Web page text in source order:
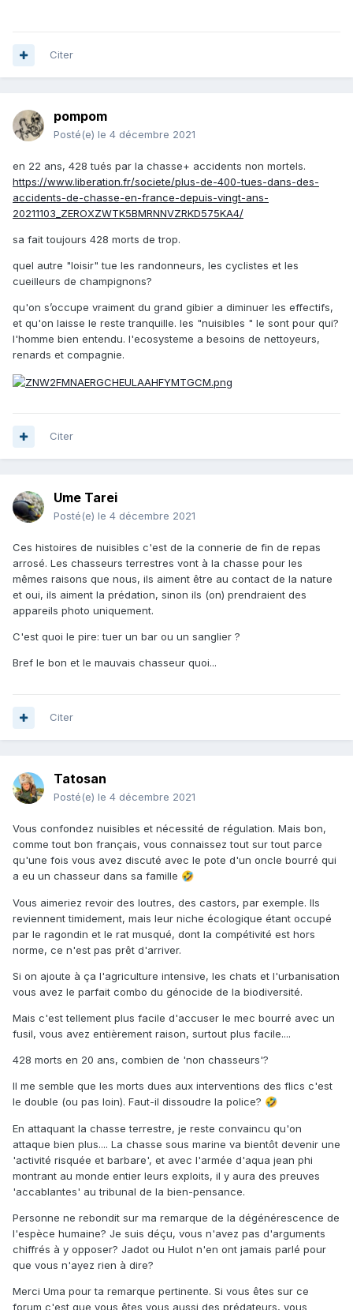
Citer
pompom
Posté(e) le 4 décembre 2021
en 22 ans, 428 tués par la chasse+ accidents non mortels.
https://www.liberation.fr/societe/plus-de-400-tues-dans-des-
accidents-de-chasse-en-france-depuis-vingt-ans-
20211103_ZEROXZWTK5BMRNNVZRKD575KA4/
sa fait toujours 428 morts de trop.
quel autre "loisir" tue les randonneurs, les cyclistes et les
cueilleurs de champignons?
qu'on s’occupe vraiment du grand gibier a diminuer les effectifs,
et qu'on laisse le reste tranquille. les "nuisibles " le sont pour qui?
l'homme bien entendu. l'ecosysteme a besoins de nettoyeurs,
renards et compagnie.
Citer
Ume Tarei
Posté(e) le 4 décembre 2021
Ces histoires de nuisibles c'est de la connerie de fin de repas
arrosé. Les chasseurs terrestres vont à la chasse pour les
mêmes raisons que nous, ils aiment être au contact de la nature
et oui, ils aiment la prédation, sinon ils (on) prendraient des
appareils photo uniquement.
C'est quoi le pire: tuer un bar ou un sanglier ?
Bref le bon et le mauvais chasseur quoi...
Citer
Tatosan
Posté(e) le 4 décembre 2021
Vous confondez nuisibles et nécessité de régulation. Mais bon,
comme tout bon français, vous connaissez tout sur tout parce
qu'une fois vous avez discuté avec le pote d'un oncle bourré qui
a eu un chasseur dans sa famille 🤣
Vous aimeriez revoir des loutres, des castors, par exemple. Ils
reviennent timidement, mais leur niche écologique étant occupé
par le ragondin et le rat musqué, dont la compétivité est hors
norme, ce n'est pas prêt d'arriver.
Si on ajoute à ça l'agriculture intensive, les chats et l'urbanisation
vous avez le parfait combo du génocide de la biodiversité.
Mais c'est tellement plus facile d'accuser le mec bourré avec un
fusil, vous avez entièrement raison, surtout plus facile....
428 morts en 20 ans, combien de 'non chasseurs'?
Il me semble que les morts dues aux interventions des flics c'est
le double (ou pas loin). Faut-il dissoudre la police? 🤣
En attaquant la chasse terrestre, je reste convaincu qu'on
attaque bien plus.... La chasse sous marine va bientôt devenir une
'activité risquée et barbare', et avec l'armée d'aqua jean phi
montrant au monde entier leurs exploits, il y aura des preuves
'accablantes' au tribunal de la bien-pensance.
Personne ne rebondit sur ma remarque de la dégénérescence de
l'espèce humaine? Je suis déçu, vous n'avez pas d'arguments
chiffrés à y opposer? Jadot ou Hulot n'en ont jamais parlé pour
que vous n'ayez rien à dire?
Merci Uma pour ta remarque pertinente. Si vous êtes sur ce
forum c'est que vous êtes vous aussi des prédateurs, vous